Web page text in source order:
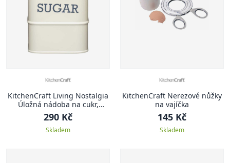
KitchenCraft Living Nostalgia
Úložná nádoba na cukr,
krémová, 11 x 17 cm
290 Kč
Skladem
KitchenCraft Nerezové nůžky
na vajíčka
145 Kč
Skladem